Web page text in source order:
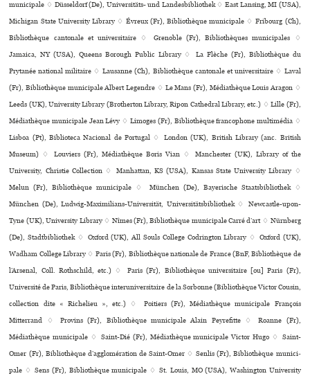
muni­ci­pale ♢ Düsseldorf (De), Universitäts- und Landesbibliothek ♢ East Lansing, MI (USA),
Michigan State University Library ♢ Évreux (Fr), Bibliothèque muni­ci­pale ♢ Fribourg (Ch),
Bibliothèque can­to­nale et uni­ver­si­taire ♢ Grenoble (Fr), Bibliothèques muni­ci­pa­les ♢
Jamaica, NY (USA), Queens Borough Public Library ♢ La Flèche (Fr), Bibliothèque du
Prytanée national mili­taire ♢ Lausanne (Ch), Bibliothèque can­to­nale et uni­ver­si­taire ♢ Laval
(Fr), Bibliothèque muni­ci­pale Albert Legendre ♢ Le Mans (Fr), Médiathèque Louis Aragon ♢
Leeds (UK), University Library (Brotherton Library, Ripon Cathedral Library, etc.) ♢ Lille (Fr),
Médiathèque muni­ci­pale Jean Lévy ♢ Limoges (Fr), Bibliothèque fran­co­phone mul­ti­mé­dia ♢
Lisboa (Pt), Biblioteca Nacional de Portugal ♢ London (UK), British Library (anc. British
Museum) ♢ Louviers (Fr), Médiathèque Boris Vian ♢ Manchester (UK), Library of the
University, Christie Collection ♢ Manhattan, KS (USA), Kansas State University Library ♢
Melun (Fr), Bibliothèque muni­ci­pale ♢ München (De), Bayerische Staatsbibliothek ♢
München (De), Ludwig-Maximilians-Universität, Universitätsbibliothek ♢ Newcastle-upon-
Tyne (UK), University Library ♢ Nîmes (Fr), Bibliothèque muni­ci­pale Carré d’art ♢ Nürnberg
(De), Stadtbibliothek ♢ Oxford (UK), All Souls College Codrington Library ♢ Oxford (UK),
Wadham College Library ♢ Paris (Fr), Bibliothèque nationale de France (BnF, Bibliothèque de
l’Arsenal, Coll. Rothschild, etc.) ♢ Paris (Fr), Bibliothèque uni­ver­si­taire [ou] Paris (Fr),
Université de Paris, Bibliothèque inte­ru­ni­ver­si­taire de la Sorbonne (Bibliothèque Victor Cousin,
collection dite « Richelieu », etc.) ♢ Poitiers (Fr), Médiathèque muni­ci­pale François
Mitterrand ♢ Provins (Fr), Bibliothèque muni­ci­pale Alain Peyrefitte ♢ Roanne (Fr),
Médiathèque muni­ci­pale ♢ Saint-Dié (Fr), Médiathèque muni­ci­pale Victor Hugo ♢ Saint-
Omer (Fr), Bibliothèque d’agglo­mé­ra­tion de Saint-Omer ♢ Senlis (Fr), Bibliothèque muni­ci­
pale ♢ Sens (Fr), Bibliothèque muni­ci­pale ♢ St. Louis, MO (USA), Washington University